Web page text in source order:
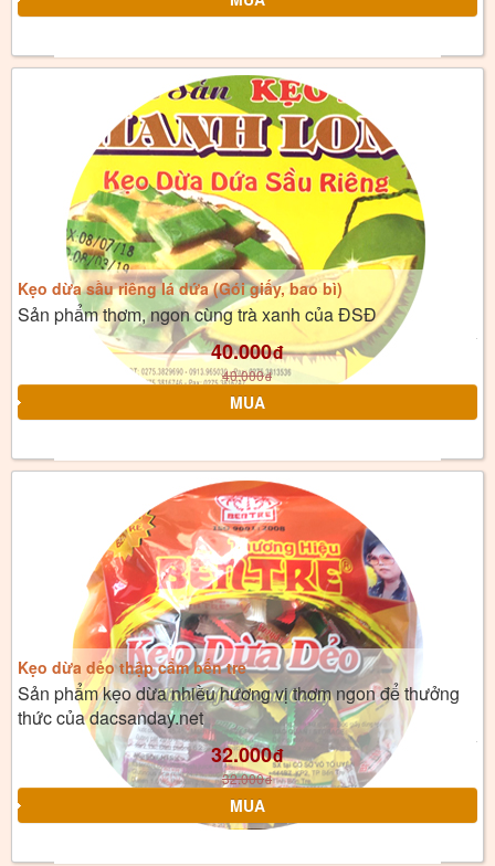
Kẹo dừa sầu riêng lá dứa (Gói giấy, bao bì)
Sản phẩm thơm, ngon cùng trà xanh của ĐSĐ
40.000đ
40.000đ
Kẹo dừa dẻo thập cẩm bến tre
Sản phẩm kẹo dừa nhiều hương vị thơm ngon để thưởng
thức của dacsanday.net
32.000đ
32.000đ